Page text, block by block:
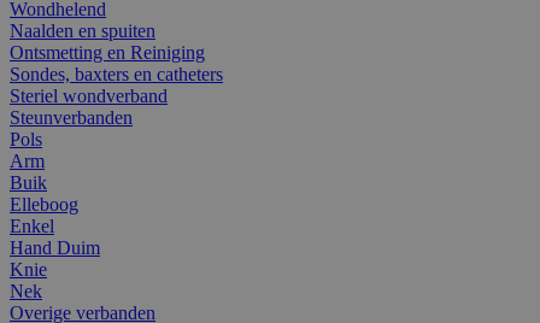
Wondhelend
Naalden en spuiten
Ontsmetting en Reiniging
Sondes, baxters en catheters
Steriel wondverband
Steunverbanden
Pols
Arm
Buik
Elleboog
Enkel
Hand Duim
Knie
Nek
Overige verbanden